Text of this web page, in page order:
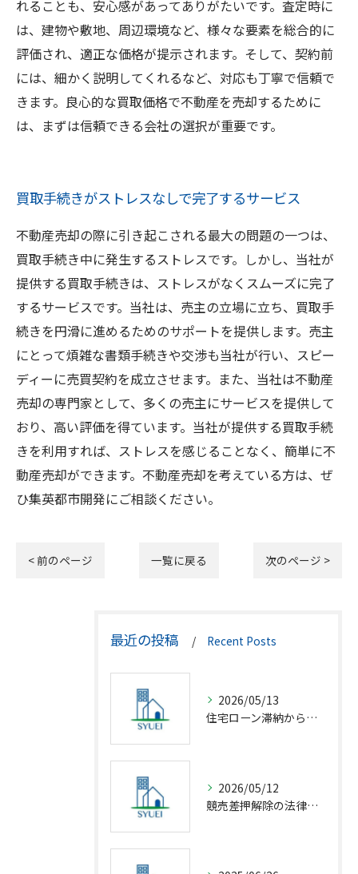
れることも、安心感があってありがたいです。査定時に
は、建物や敷地、周辺環境など、様々な要素を総合的に
評価され、適正な価格が提示されます。そして、契約前
には、細かく説明してくれるなど、対応も丁寧で信頼で
きます。良心的な買取価格で不動産を売却するために
は、まずは信頼できる会社の選択が重要です。
買取手続きがストレスなしで完了するサービス
不動産売却の際に引き起こされる最大の問題の一つは、
買取手続き中に発生するストレスです。しかし、当社が
提供する買取手続きは、ストレスがなくスムーズに完了
するサービスです。当社は、売主の立場に立ち、買取手
続きを円滑に進めるためのサポートを提供します。売主
にとって煩雑な書類手続きや交渉も当社が行い、スピー
ディーに売買契約を成立させます。また、当社は不動産
売却の専門家として、多くの売主にサービスを提供して
おり、高い評価を得ています。当社が提供する買取手続
きを利用すれば、ストレスを感じることなく、簡単に不
動産売却ができます。不動産売却を考えている方は、ぜ
ひ集英都市開発にご相談ください。
< 前のページ 一覧に戻る 次のページ >
最近の投稿 Recent Posts
2026/05/13
住宅ローン滞納から競売回避の解決策
2026/05/12
競売差押解除の法律相談完全解説